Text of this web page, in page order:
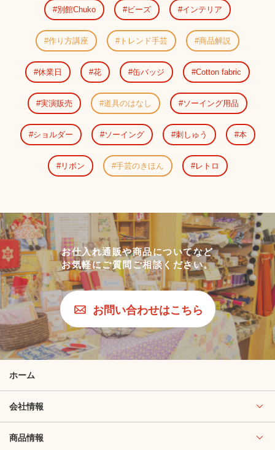
別館Chuko ビーズ インテリア
作り方講座 トレンド手芸 商品解説
休業日 花 缶バッジ Cotton fabric
実演販売 道具のはなし ソーイング用品
ショルダー ソーイング 刺しゅう 本
リボン 手芸のきほん レトロ
お仕入れ通販や商品についてなど
お気軽にご質問ご相談ください。
お問い合わせはこちら
ホーム
会社情報
商品情報